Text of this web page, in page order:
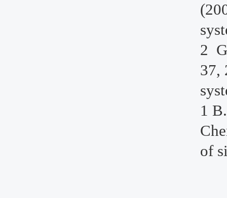
2
37,
1
of